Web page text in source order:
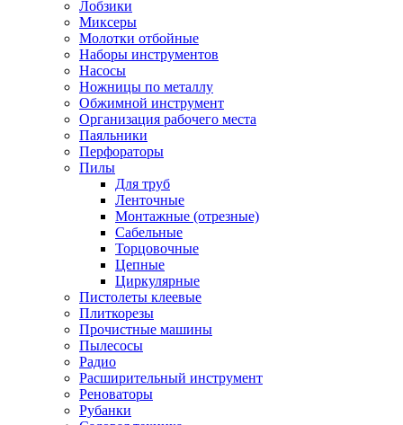
Лобзики
Миксеры
Молотки отбойные
Наборы инструментов
Насосы
Ножницы по металлу
Обжимной инструмент
Организация рабочего места
Паяльники
Перфораторы
Пилы
Для труб
Ленточные
Монтажные (отрезные)
Сабельные
Торцовочные
Цепные
Циркулярные
Пистолеты клеевые
Плиткорезы
Прочистные машины
Пылесосы
Радио
Расширительный инструмент
Реноваторы
Рубанки